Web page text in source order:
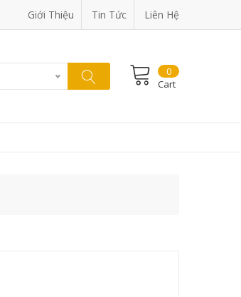
Giới Thiệu Tin Tức Liên Hệ
0
Cart